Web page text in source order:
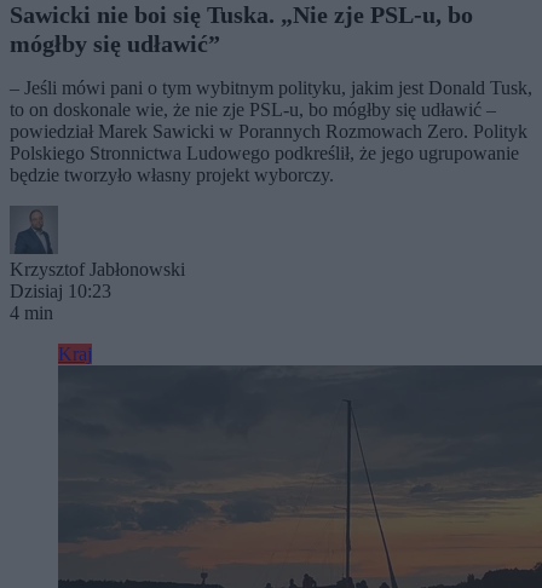
Sawicki nie boi się Tuska. „Nie zje PSL-u, bo
mógłby się udławić”
– Jeśli mówi pani o tym wybitnym polityku, jakim jest Donald Tusk,
to on doskonale wie, że nie zje PSL-u, bo mógłby się udławić –
powiedział Marek Sawicki w Porannych Rozmowach Zero. Polityk
Polskiego Stronnictwa Ludowego podkreślił, że jego ugrupowanie
będzie tworzyło własny projekt wyborczy.
Krzysztof Jabłonowski
Dzisiaj 10:23
4 min
Kraj